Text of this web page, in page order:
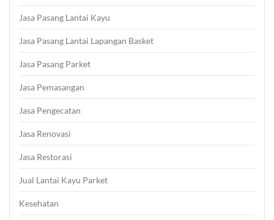
Jasa Pasang Lantai Kayu
Jasa Pasang Lantai Lapangan Basket
Jasa Pasang Parket
Jasa Pemasangan
Jasa Pengecatan
Jasa Renovasi
Jasa Restorasi
Jual Lantai Kayu Parket
Kesehatan